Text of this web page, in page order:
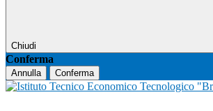
Chiudi
Conferma
Annulla Conferma